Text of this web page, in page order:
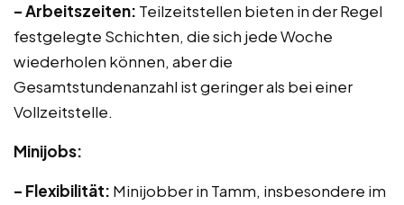
– Arbeitszeiten: Teilzeitstellen bieten in der Regel
festgelegte Schichten, die sich jede Woche
wiederholen können, aber die
Gesamtstundenanzahl ist geringer als bei einer
Vollzeitstelle.
Minijobs:
– Flexibilität: Minijobber in Tamm, insbesondere im